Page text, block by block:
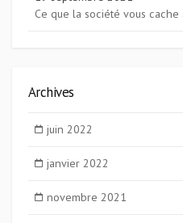
Ce que la société vous cache
Archives
juin 2022
janvier 2022
novembre 2021